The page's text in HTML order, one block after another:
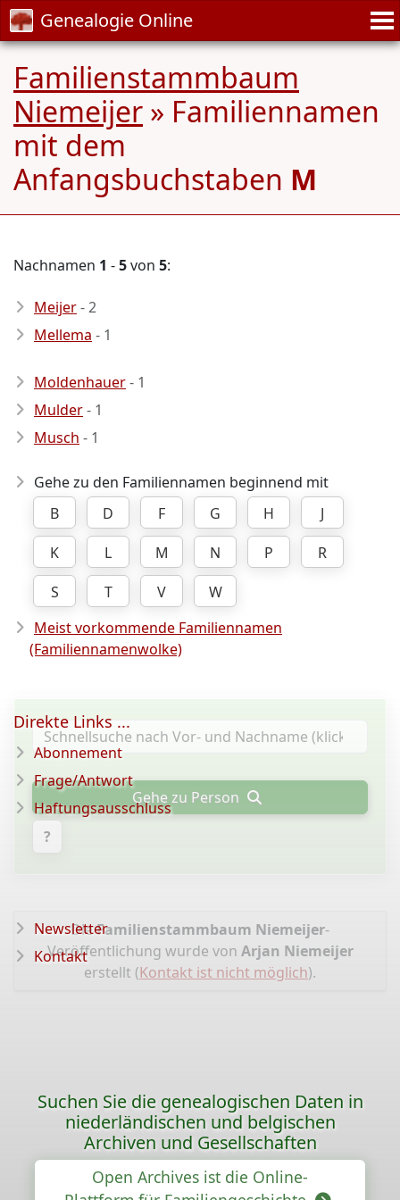
Genealogie Online
Familienstammbaum
Niemeijer » Familiennamen
mit dem
Anfangsbuchstaben M
Nachnamen 1 -5von 5:
Meijer- 2
Mellema - 1
Moldenhauer- 1
Mulder- 1
Musch - 1
Gehe zu den Familiennamen beginnend mit
B
D F G H
J
K
L M N P
R
S
T V
W
Meist vorkommende Familiennamen
(Familiennamenwolke)
Gehe zu Person
?
DieFamilienstammbaum Niemeijer-
Veröffentlichung wurde von Arjan Niemeijer
erstellt (Kontakt ist nicht möglich).
Direkte Links ...
Abonnement
Frage/Antwort
Haftungsausschluss
Newsletter
Kontakt
Suchen Sie die genealogischen Daten in
niederländischen und belgischen
Archiven und Gesellschaften
Open Archives ist die Online-